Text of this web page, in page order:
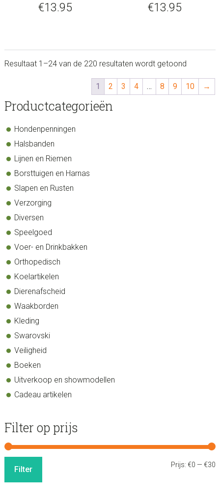
€13.95 €13.95
Resultaat 1–24 van de 220 resultaten wordt getoond
1 2 3 4 … 8 9 10 →
sidebar
Store
Productcategorieën
Hondenpenningen
Halsbanden
Lijnen en Riemen
Borsttuigen en Harnas
Slapen en Rusten
Verzorging
Diversen
Speelgoed
Voer- en Drinkbakken
Orthopedisch
Koelartikelen
Dierenafscheid
Waakborden
Kleding
Swarovski
Veiligheid
Boeken
Uitverkoop en showmodellen
Cadeau artikelen
Filter op prijs
Filter Prijs:€0 —€30